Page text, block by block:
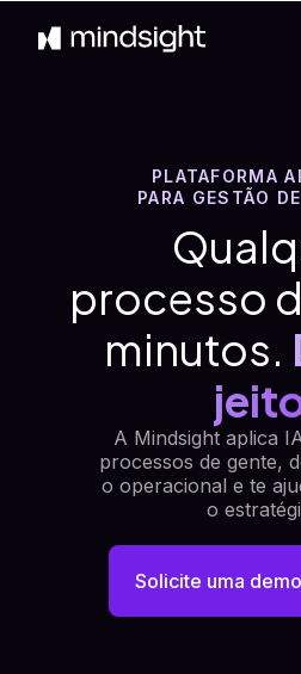
PLATAFORMA
PARA GESTÃO
processo
minutos.
A Mindsight aplica
processos de gente,
o operacional e te
o
Solicite uma